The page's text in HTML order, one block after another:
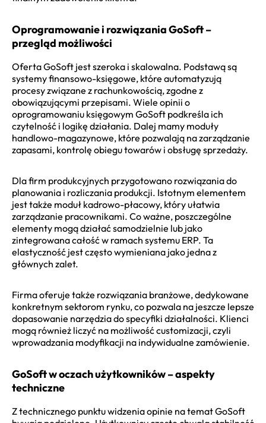
Oprogramowanie i rozwiązania GoSoft –
przegląd możliwości
Oferta GoSoft jest szeroka i skalowalna. Podstawą są
systemy finansowo-księgowe, które automatyzują
procesy związane z rachunkowością, zgodne z
obowiązującymi przepisami. Wiele opinii o
oprogramowaniu księgowym GoSoft podkreśla ich
czytelność i logikę działania. Dalej mamy moduły
handlowo-magazynowe, które pozwalają na zarządzanie
zapasami, kontrolę obiegu towarów i obsługę sprzedaży.
Dla firm produkcyjnych przygotowano rozwiązania do
planowania i rozliczania produkcji. Istotnym elementem
jest także moduł kadrowo-płacowy, który ułatwia
zarządzanie pracownikami. Co ważne, poszczególne
elementy mogą działać samodzielnie lub jako
zintegrowana całość w ramach systemu ERP. Ta
elastyczność jest często wymieniana jako jedna z
głównych zalet.
Firma oferuje także rozwiązania branżowe, dedykowane
konkretnym sektorom rynku, co pozwala na jeszcze lepsze
dopasowanie narzędzia do specyfiki działalności. Klienci
mogą również liczyć na możliwość customizacji, czyli
wprowadzania modyfikacji na indywidualne zamówienie.
GoSoft w oczach użytkowników – aspekty
techniczne
Z technicznego punktu widzenia opinie na temat GoSoft